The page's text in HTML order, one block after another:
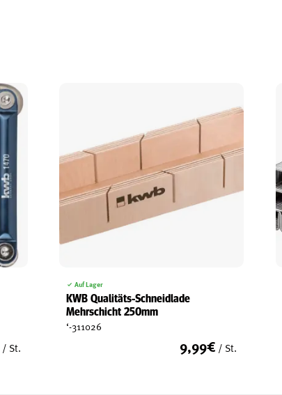
/ St.
Auf Lager
KWB Qualitäts-Schneidlade
Mehrschicht 250mm
‘-311026
9,99€ / St.